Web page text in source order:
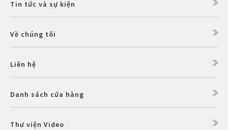
Tin tức và sự kiện
Về chúng tôi
Liên hệ
Danh sách cửa hàng
Thư viện Video